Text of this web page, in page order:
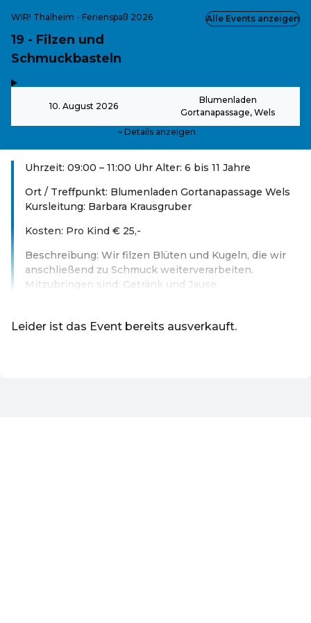
WIR! Thalheim - Ferienspaß 2026
19 - Filzen und
Schmuckbasteln
10. August 2026
Blumenladen
Gortanapassage, Wels
Details anzeigen
Alle Events anzeigen
Uhrzeit: 09:00 – 11:00 Uhr Alter: 6 bis 11 Jahre
Ort / Treffpunkt: Blumenladen Gortanapassage Wels
Kursleitung: Barbara Krausgruber
Kosten: Pro Kind € 25,-
Beschreibung: Wir filzen Blüten und Kugeln, die wir
anschließend zu Schmuck weiterverarbeiten.
Mitzubringen sind: Getränk und Jause.
Leider ist das Event bereits ausverkauft.